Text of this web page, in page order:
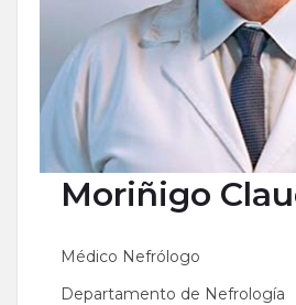
Moriñigo
Médico Nefrólogo
Departamento de Nefrología